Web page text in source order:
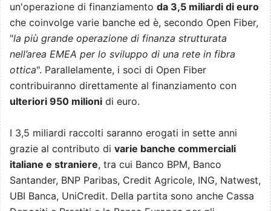
un'operazione di finanziamento da 3,5 miliardi di euro
che coinvolge varie banche ed è, secondo Open Fiber,
"la più grande operazione di finanza strutturata
nell’area EMEA per lo sviluppo di una rete in fibra
ottica". Parallelamente, i soci di Open Fiber
contribuiranno direttamente al finanziamento con
ulteriori 950 milioni di euro.
I 3,5 miliardi raccolti saranno erogati in sette anni
grazie al contributo di varie banche commerciali
italiane e straniere, tra cui Banco BPM, Banco
Santander, BNP Paribas, Credit Agricole, ING, Natwest,
UBI Banca, UniCredit. Della partita sono anche Cassa